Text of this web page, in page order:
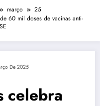
março
25
60 mil doses de vacinas anti-
De 2025
celebra